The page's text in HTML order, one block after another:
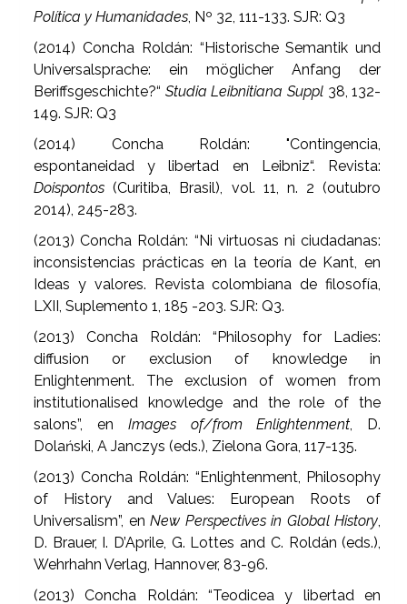
Política y Humanidades, Nº 32, 111-133. SJR: Q3
(2014) Concha Roldán: “Historische Semantik und
Universalsprache: ein möglicher Anfang der
Beriffsgeschichte?“ Studia Leibnitiana Suppl38, 132-
149. SJR: Q3
(2014) Concha Roldán: "Contingencia,
espontaneidad y libertad en Leibniz“. Revista:
Doispontos(Curitiba, Brasil), vol. 11, n. 2 (outubro
2014), 245-283.
(2013) Concha Roldán: “Ni virtuosas ni ciudadanas:
inconsistencias prácticas en la teoría de Kant, en
Ideas y valores. Revista colombiana de filosofía,
LXII, Suplemento 1, 185 -203. SJR: Q3.
(2013) Concha Roldán: “Philosophy for Ladies:
diffusion or exclusion of knowledge in
Enlightenment. The exclusion of women from
institutionalised knowledge and the role of the
salons”, en Images of/from Enlightenment, D.
Dolański, A Janczys (eds.), Zielona Gora, 117-135.
(2013) Concha Roldán: “Enlightenment, Philosophy
of History and Values: European Roots of
Universalism”, enNew Perspectives in Global History,
D. Brauer, I. D’Aprile, G. Lottes and C. Roldán (eds.),
Wehrhahn Verlag, Hannover, 83-96.
(2013) Concha Roldán: “Teodicea y libertad en